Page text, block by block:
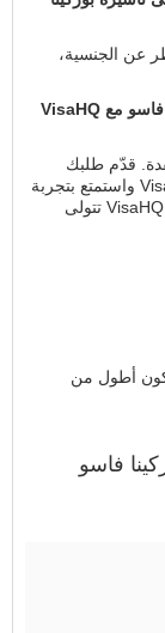
عن الجنسية،
ابدأ طلب تأشيرتك السياحية الإلكترونية إلى بوركينا فاسو مع VisaHQ
قدّم طلبك
لتأشيرة بوركينا فاسو السياحية الإلكترونية عبر VisaHQ واستمتع بتجربة
سريعة وآمنة وخالية من التوتر. ابدأ طلبك الآن ودع VisaHQ تتولى
أطول من
فاسو